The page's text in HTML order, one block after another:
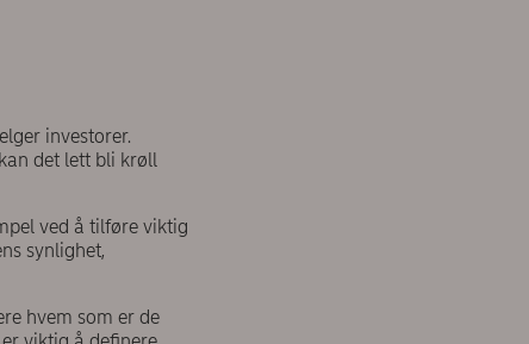
investorer.
det lett bli krøll
ved å tilføre viktig
synlighet,
hvem som er de